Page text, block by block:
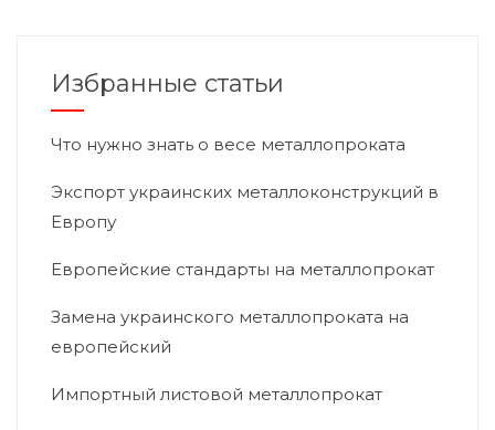
Избранные статьи
Что нужно знать о весе металлопроката
Экспорт украинских металлоконструкций в
Европу
Европейские стандарты на металлопрокат
Замена украинского металлопроката на
европейский
Импортный листовой металлопрокат